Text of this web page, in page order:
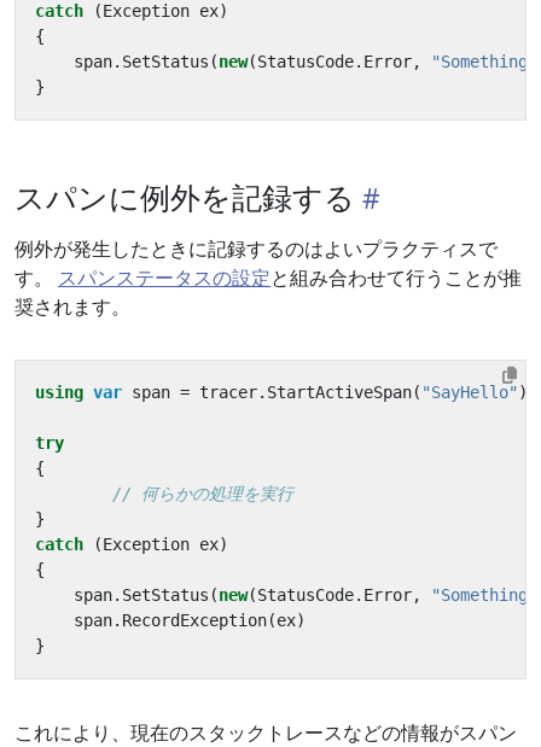
catch
(Exception ex)
{
span. SetStatus (new(StatusCode. Error,
"Something
}
スパンに例外を記録する
例外が発生したときに記録するのはよいプラクティスで
す。 スパンステータスの設定と組み合わせて行うことが推
奨されます。
using var span = tracer. StartActiveSpan( "SayHello" );
try
{
// 何らかの処理を実行
}
catch
(Exception ex)
{
span. SetStatus (new(StatusCode. Error,
"Something
span. RecordException(ex)
}
これにより、現在のスタックトレースなどの情報がスパン